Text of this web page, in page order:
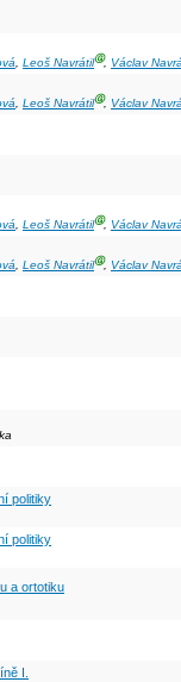
, Leoš NavrátilⒼ, Václav
, Leoš NavrátilⒼ, Václav
, Leoš NavrátilⒼ, Václav
, Leoš NavrátilⒼ, Václav
politiky
politiky
a ortotiku
I.